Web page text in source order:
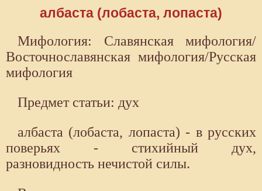
албаста (лобаста, лопаста)
Мифология: Славянская мифология/
Восточнославянская мифология/Русская
мифология
Предмет статьи: дух
албаста (лобаста, лопаста) - в русских
поверьях - стихийный дух,
разновидность нечистой силы.